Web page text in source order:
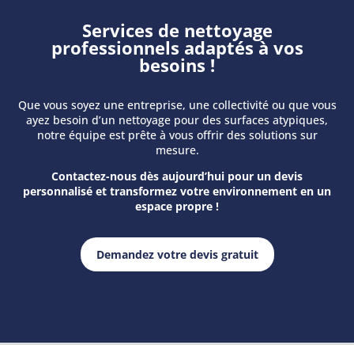
Services de nettoyage
professionnels adaptés à vos
besoins !
Que vous soyez une entreprise, une collectivité ou que vous
ayez besoin d’un nettoyage pour des surfaces atypiques,
notre équipe est prête à vous offrir des solutions sur
mesure.
Contactez-nous dès aujourd’hui pour un devis
personnalisé et transformez votre environnement en un
espace propre !
Demandez votre devis gratuit